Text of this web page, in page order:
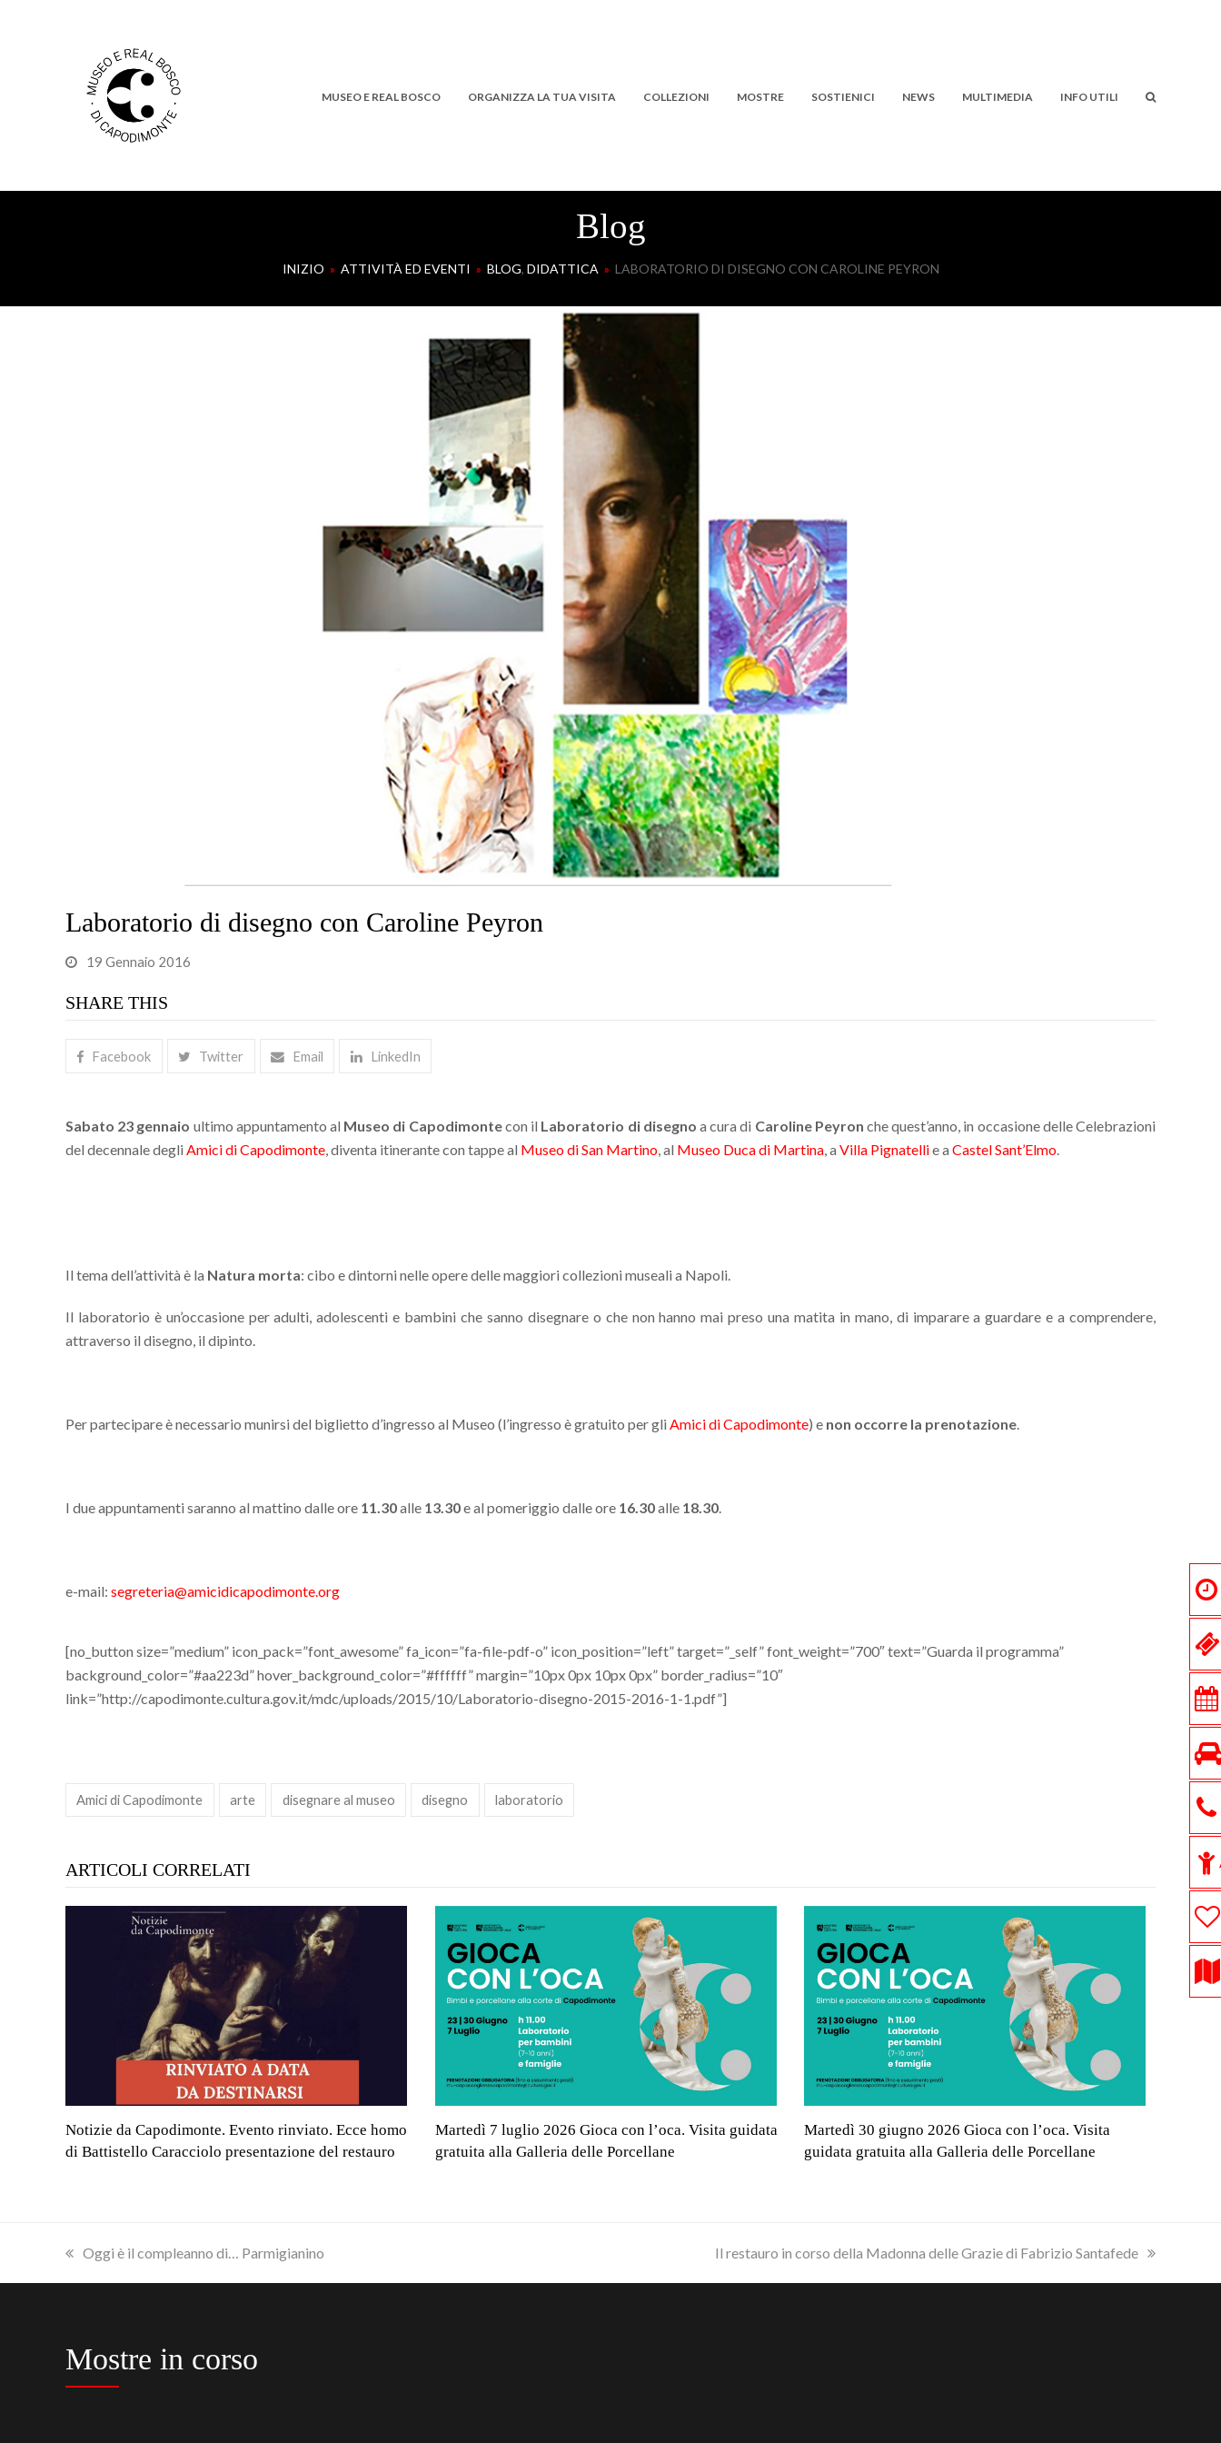
MUSEO E REAL BOSCO ORGANIZZA LA TUA VISITA COLLEZIONI MOSTRE SOSTIENICI NEWS MULTIMEDIA INFO UTILI
Blog
INIZIO » ATTIVITÀ ED EVENTI » BLOG, DIDATTICA » LABORATORIO DI DISEGNO CON CAROLINE PEYRON
Laboratorio di disegno con Caroline Peyron
19 Gennaio 2016
SHARE THIS
Facebook Twitter Email LinkedIn
Sabato 23 gennaio ultimo appuntamento al Museo di Capodimontecon il Laboratorio di disegno a cura di Caroline Peyron che quest’anno, in occasione delle Celebrazioni
del decennale degli Amici di Capodimonte , diventa itinerante con tappe al Museo di San Martino , al Museo Duca di Martina , a Villa Pignatellie a Castel Sant’Elmo
Il tema dell’attività è la Natura morta: cibo e dintorni nelle opere delle maggiori collezioni museali a Napoli.
Il laboratorio è un’occasione per adulti, adolescenti e bambini che sanno disegnare o che non hanno mai preso una matita in mano, di imparare a guardare e a comprendere,
attraverso il disegno, il dipinto.
Per partecipare è necessario munirsi del biglietto d’ingresso al Museo (l’ingresso è gratuito per gli Amici di Capodimonte) e non occorre la prenotazione
I due appuntamenti saranno al mattino dalle ore 11.30alle 13.30e al pomeriggio dalle ore 16.30alle 18.30
e-mail: segreteria@amicidicapodimonte.org
[no_button size=”medium” icon_pack=”font_awesome” fa_icon=”fa-file-pdf-o” icon_position=”left” target=”_self” font_weight=”700″ text=”Guarda il programma”
background_color=”#aa223d” hover_background_color=”#ffffff” margin=”10px 0px 10px 0px” border_radius=”10″
link=”http://capodimonte.cultura.gov.it/mdc/uploads/2015/10/Laboratorio-disegno-2015-2016-1-1.pdf”]
Amici di Capodimonte arte disegnare al museo disegno laboratorio
ARTICOLI CORRELATI
Notizie da Capodimonte. Evento rinviato. Ecce homo
di Battistello Caracciolo presentazione del restauro
Martedì 7 luglio 2026 Gioca con l’oca. Visita guidata
gratuita alla Galleria delle Porcellane
Martedì 30 giugno 2026 Gioca con l’oca. Visita
guidata gratuita alla Galleria delle Porcellane
previous
Oggi è il compleanno di… Parmigianino
next
Il restauro in corso della Madonna delle Grazie di Fabrizio Santafede
Mostre in corso